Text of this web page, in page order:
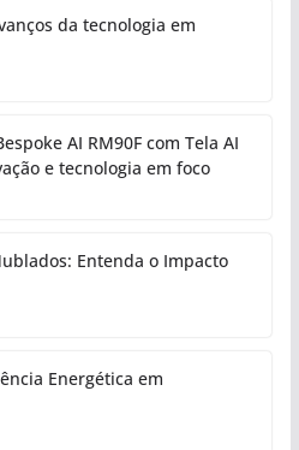
da tecnologia em
AI RM90F com Tela AI
e tecnologia em foco
Entenda o Impacto
Energética em